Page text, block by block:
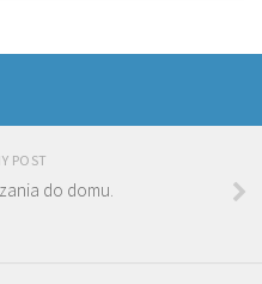
POST
do domu.